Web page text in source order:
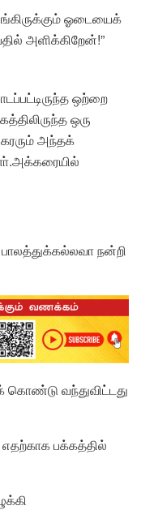
ஓடையைக்
அளிக்கிறேன்!”
ஒற்றை
ஒரு
அந்தக்
நன்றி
கொண்டு வந்துவிட்டது
பக்கத்தில்